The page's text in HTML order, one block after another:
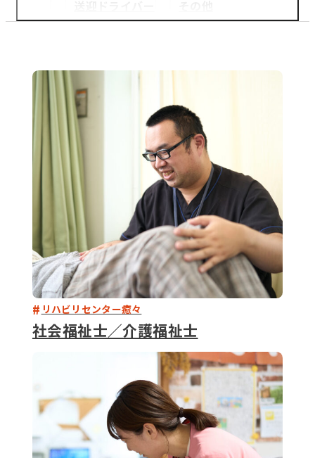
お知らせ
ENTRY
リハビリセンター癒々
社会福祉士／介護福祉士